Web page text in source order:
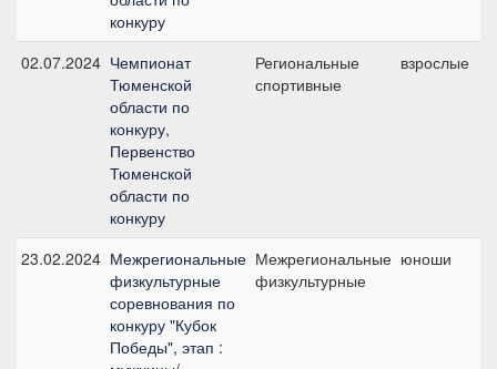
конкуру
02.07.2024 Чемпионат
Тюменской
области по
конкуру,
Первенство
Тюменской
области по
конкуру
Региональные
спортивные
взрослые
23.02.2024 Межрегиональные
физкультурные
соревнования по
конкуру "Кубок
Победы", этап :
Межрегиональные
физкультурные
юноши